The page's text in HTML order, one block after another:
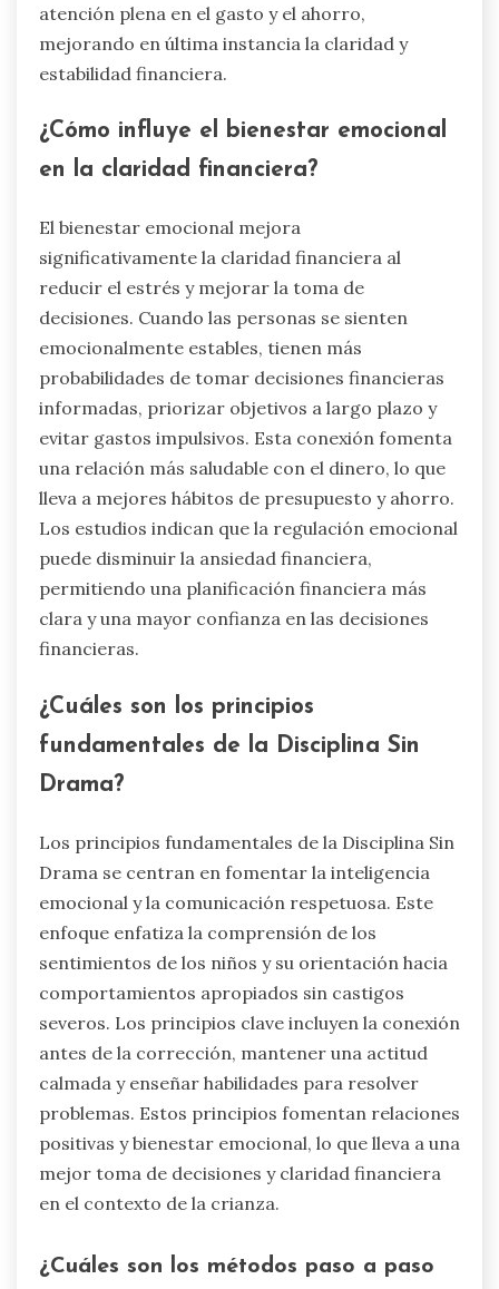
atención plena en el gasto y el ahorro,
mejorando en última instancia la claridad y
estabilidad financiera.
¿Cómo influye el bienestar emocional
en la claridad financiera?
El bienestar emocional mejora
significativamente la claridad financiera al
reducir el estrés y mejorar la toma de
decisiones. Cuando las personas se sienten
emocionalmente estables, tienen más
probabilidades de tomar decisiones financieras
informadas, priorizar objetivos a largo plazo y
evitar gastos impulsivos. Esta conexión fomenta
una relación más saludable con el dinero, lo que
lleva a mejores hábitos de presupuesto y ahorro.
Los estudios indican que la regulación emocional
puede disminuir la ansiedad financiera,
permitiendo una planificación financiera más
clara y una mayor confianza en las decisiones
financieras.
¿Cuáles son los principios
fundamentales de la Disciplina Sin
Drama?
Los principios fundamentales de la Disciplina Sin
Drama se centran en fomentar la inteligencia
emocional y la comunicación respetuosa. Este
enfoque enfatiza la comprensión de los
sentimientos de los niños y su orientación hacia
comportamientos apropiados sin castigos
severos. Los principios clave incluyen la conexión
antes de la corrección, mantener una actitud
calmada y enseñar habilidades para resolver
problemas. Estos principios fomentan relaciones
positivas y bienestar emocional, lo que lleva a una
mejor toma de decisiones y claridad financiera
en el contexto de la crianza.
¿Cuáles son los métodos paso a paso